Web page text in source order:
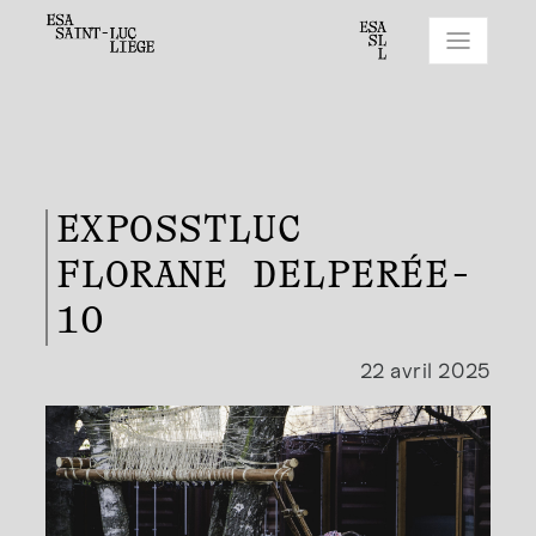
EXPOSSTLUC
FLORANE DELPERÉE-
10
22 avril 2025